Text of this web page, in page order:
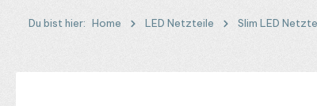
Du bist hier: Home LED Netzteile Slim LED